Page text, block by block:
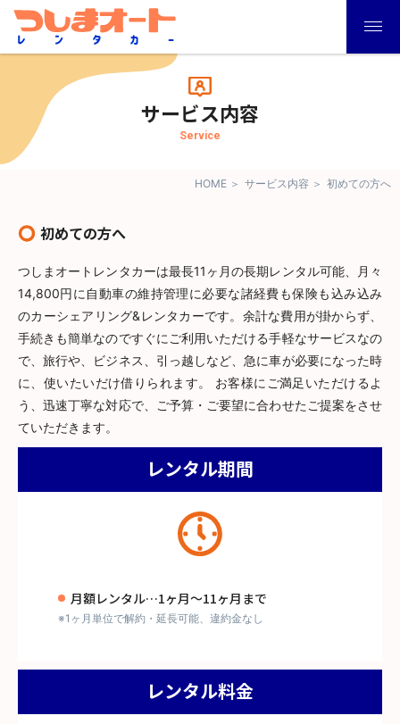
サービス内容
Service
HOME サービス内容 初めての方へ
初めての方へ
つしまオートレンタカーは最長11ヶ月の長期レンタル可能、月々
14,800円に自動車の維持管理に必要な諸経費も保険も込み込み
のカーシェアリング&レンタカーです。余計な費用が掛からず、
手続きも簡単なのですぐにご利用いただける手軽なサービスなの
で、旅行や、ビジネス、引っ越しなど、急に車が必要になった時
に、使いたいだけ借りられます。 お客様にご満足いただけるよ
う、迅速丁寧な対応で、ご予算・ご要望に合わせたご提案をさせ
ていただきます。
レンタル期間
月額レンタル…1ヶ月～11ヶ月まで
※1ヶ月単位で解約・延長可能、違約金なし
レンタル料金